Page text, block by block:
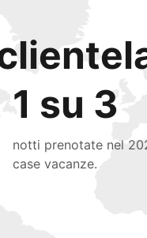
1 su 3
notti prenotate nel
case vacanze.